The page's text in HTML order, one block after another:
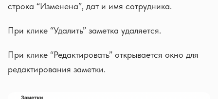
строка “Изменена”, дат и имя сотрудника.
При клике “Удалить” заметка удаляется.
При клике “Редактировать” открывается окно для
редактирования заметки.